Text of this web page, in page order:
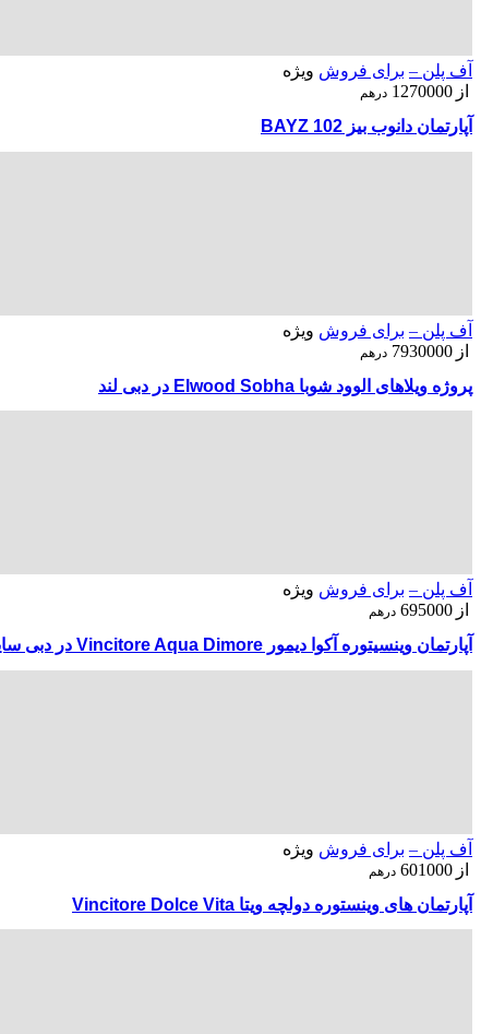
آف پلن – برای فروش ویژه
از 1270000 درهم
آپارتمان دانوب بیز BAYZ 102
آف پلن – برای فروش ویژه
از 7930000 درهم
پروژه ویلاهای الوود شوبا Elwood Sobha در دبی لند
آف پلن – برای فروش ویژه
از 695000 درهم
آپارتمان وینسیتوره آکوا دیمور Vincitore Aqua Dimore در دبی ساینس پارک
آف پلن – برای فروش ویژه
از 601000 درهم
آپارتمان های وینستوره دولچه ویتا Vincitore Dolce Vita